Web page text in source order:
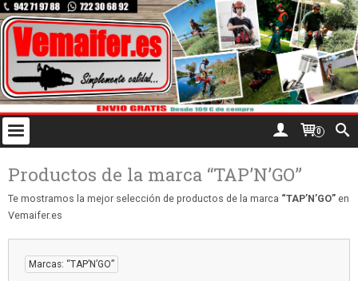
0
Productos de la marca “TAP’N’GO”
Te mostramos la mejor selección de productos de la marca “TAP’N’GO” en
Vemaifer.es
Marcas: “TAP’N’GO”